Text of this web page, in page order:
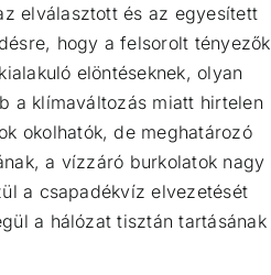
elválasztott és az egyesített
hogy a felsorolt tényezők
elöntéseknek, olyan
a klímaváltozás miatt hirtelen
okolhatók, de meghatározó
a vízzáró burkolatok nagy
a csapadékvíz elvezetését
a hálózat tisztán tartásának